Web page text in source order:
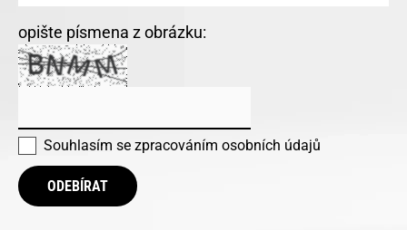
opište písmena z obrázku:
Souhlasím se zpracováním osobních údajů
ODEBÍRAT